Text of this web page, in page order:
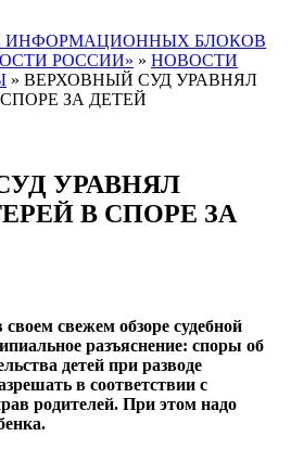
ИНФОРМАЦИОННЫХ БЛОКОВ
РОССИИ» » НОВОСТИ
» ВЕРХОВНЫЙ СУД УРАВНЯЛ
ЗА ДЕТЕЙ
УРАВНЯЛ
В СПОРЕ ЗА
свежем обзоре судебной
разъяснение: споры об
детей при разводе
в соответствии с
родителей. При этом надо